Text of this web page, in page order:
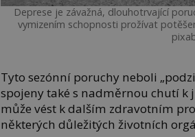
Deprese je závažná, dlouhotrvající
vymizením schopnosti prožívat
Tyto sezónní poruchy neboli
spojeny také s nadměrnou chutí
může vést k dalším zdravotním
některých důležitých životních